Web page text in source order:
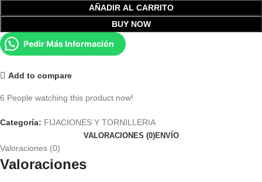
AÑADIR AL CARRITO
BUY NOW
Pedir Más Información
Add to compare
6 People watching this product now!
Categoría: FIJACIONES Y TORNILLERIA
VALORACIONES (0)ENVÍO
Valoraciones (0)
Valoraciones